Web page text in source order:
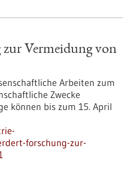
Vermeidung von
Arbeiten zum
Zwecke
können bis zum 15. April
forschung-zur-